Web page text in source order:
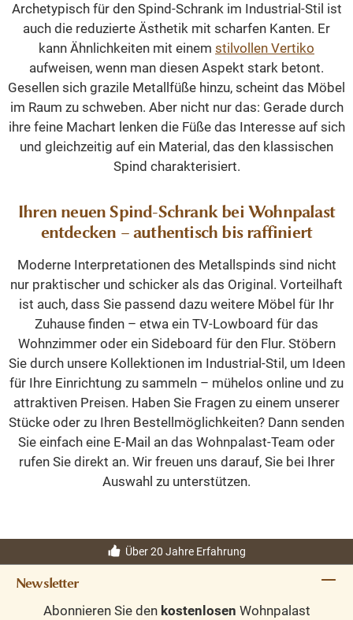
Archetypisch für den Spind-Schrank im Industrial-Stil ist
auch die reduzierte Ästhetik mit scharfen Kanten. Er
kann Ähnlichkeiten mit einem stilvollen Vertiko
aufweisen, wenn man diesen Aspekt stark betont.
Gesellen sich grazile Metallfüße hinzu, scheint das Möbel
im Raum zu schweben. Aber nicht nur das: Gerade durch
ihre feine Machart lenken die Füße das Interesse auf sich
und gleichzeitig auf ein Material, das den klassischen
Spind charakterisiert.
Ihren neuen Spind-Schrank bei Wohnpalast
entdecken – authentisch bis raffiniert
Moderne Interpretationen des Metallspinds sind nicht
nur praktischer und schicker als das Original. Vorteilhaft
ist auch, dass Sie passend dazu weitere Möbel für Ihr
Zuhause finden – etwa ein TV-Lowboard für das
Wohnzimmer oder ein Sideboard für den Flur. Stöbern
Sie durch unsere Kollektionen im Industrial-Stil, um Ideen
für Ihre Einrichtung zu sammeln – mühelos online und zu
attraktiven Preisen. Haben Sie Fragen zu einem unserer
Stücke oder zu Ihren Bestellmöglichkeiten? Dann senden
Sie einfach eine E-Mail an das Wohnpalast-Team oder
rufen Sie direkt an. Wir freuen uns darauf, Sie bei Ihrer
Auswahl zu unterstützen.
Über 20 Jahre Erfahrung
Newsletter
Abonnieren Sie den kostenlosen Wohnpalast